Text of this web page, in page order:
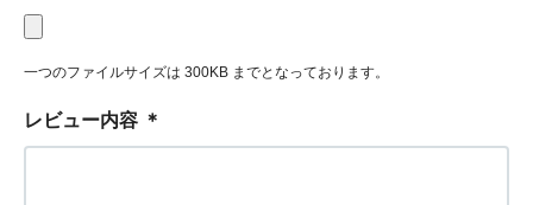
一つのファイルサイズは 300KB までとなっております。
レビュー内容 ＊